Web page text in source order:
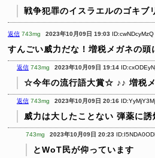
戦争犯罪のイスラエルのゴキブ
返信 743mg 2023年10月09日 19:03 ID:cwNDcyMzQ
すんごい威力だな！増税メガネの頭
返信 743mg 2023年10月09日 19:14
☆今年の流行語大賞☆ ♪♪ 増税
返信 743mg 2023年10月09日 20:16
威力は大したことない 弾薬に誘
743mg 2023年10月09日 20:23
とWoT民が仰っています